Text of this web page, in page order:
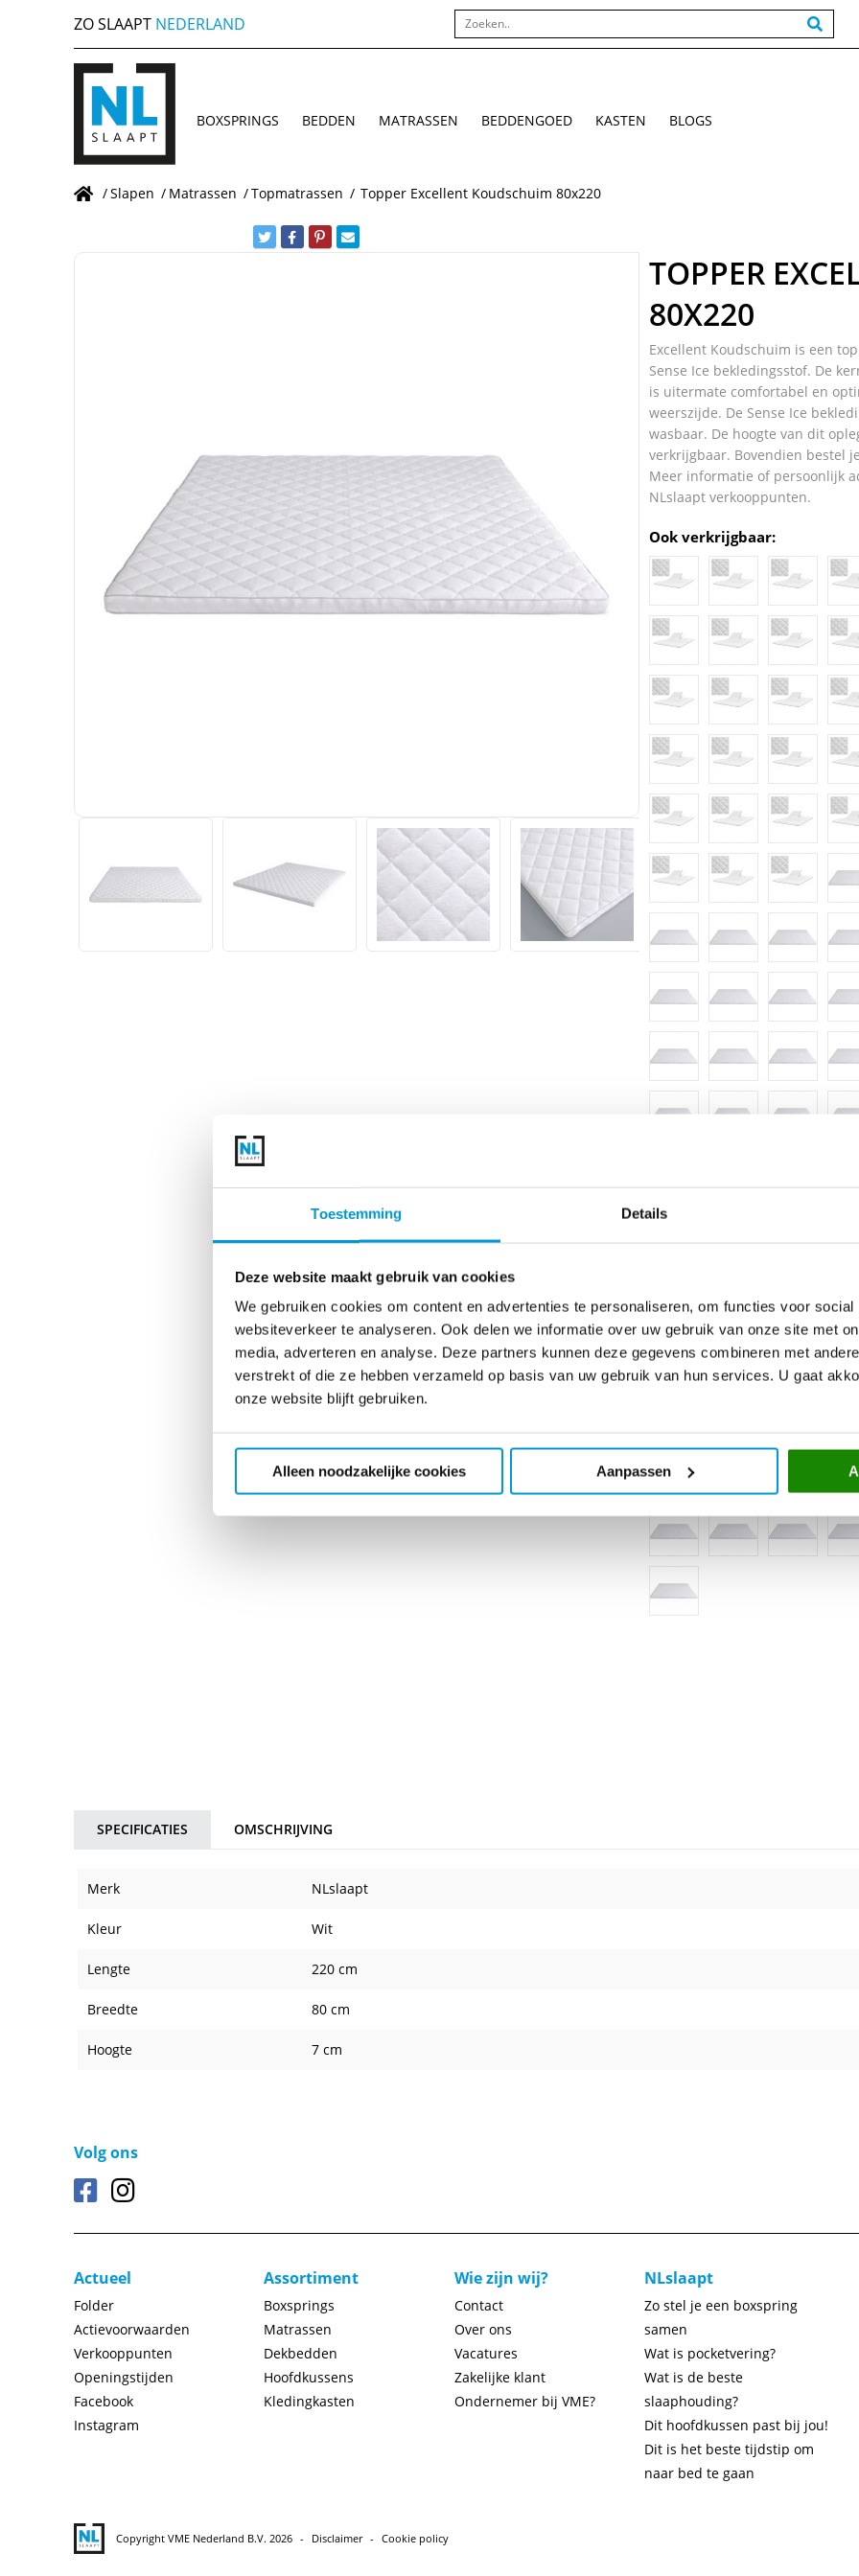
Toestemming Details
Deze website maakt gebruik van cookies
We gebruiken cookies om content en advertenties te personaliseren, om functies voor
websiteverkeer te analyseren. Ook delen we informatie over uw gebruik van onze site met
media, adverteren en analyse. Deze partners kunnen deze gegevens combineren met
verstrekt of die ze hebben verzameld op basis van uw gebruik van hun services. U gaat
onze website blijft gebruiken.
Alleen noodzakelijke cookies Aanpassen
ZO SLAAPT NEDERLAND
BOXSPRINGS BEDDEN MATRASSEN BEDDENGOED KASTEN BLOGS
/Slapen / Matrassen /Topmatrassen / Topper Excellent Koudschuim 80x220
TOPPER
80X220
Excellent Koudschuim is een
Sense Ice bekledingsstof. De
is uitermate comfortabel en
weerszijde. De Sense Ice
wasbaar. De hoogte van dit
verkrijgbaar. Bovendien bestel
Meer informatie of persoonlijk
NLslaapt verkooppunten.
Ook verkrijgbaar:
SPECIFICATIES OMSCHRIJVING
Merk NLslaapt
Kleur Wit
Lengte 220 cm
Breedte 80 cm
Hoogte 7 cm
Volg ons
Actueel
Folder
Actievoorwaarden
Verkooppunten
Openingstijden
Facebook
Instagram
Assortiment
Boxsprings
Matrassen
Dekbedden
Hoofdkussens
Kledingkasten
Wie zijn wij?
Contact
Over ons
Vacatures
Zakelijke klant
Ondernemer bij VME?
NLslaapt
Zo stel je een boxspring
samen
Wat is pocketvering?
Wat is de beste
slaaphouding?
Dit hoofdkussen past bij jou!
Dit is het beste tijdstip om
naar bed te gaan
Copyright VME Nederland B.V. 2026 Disclaimer Cookie policy